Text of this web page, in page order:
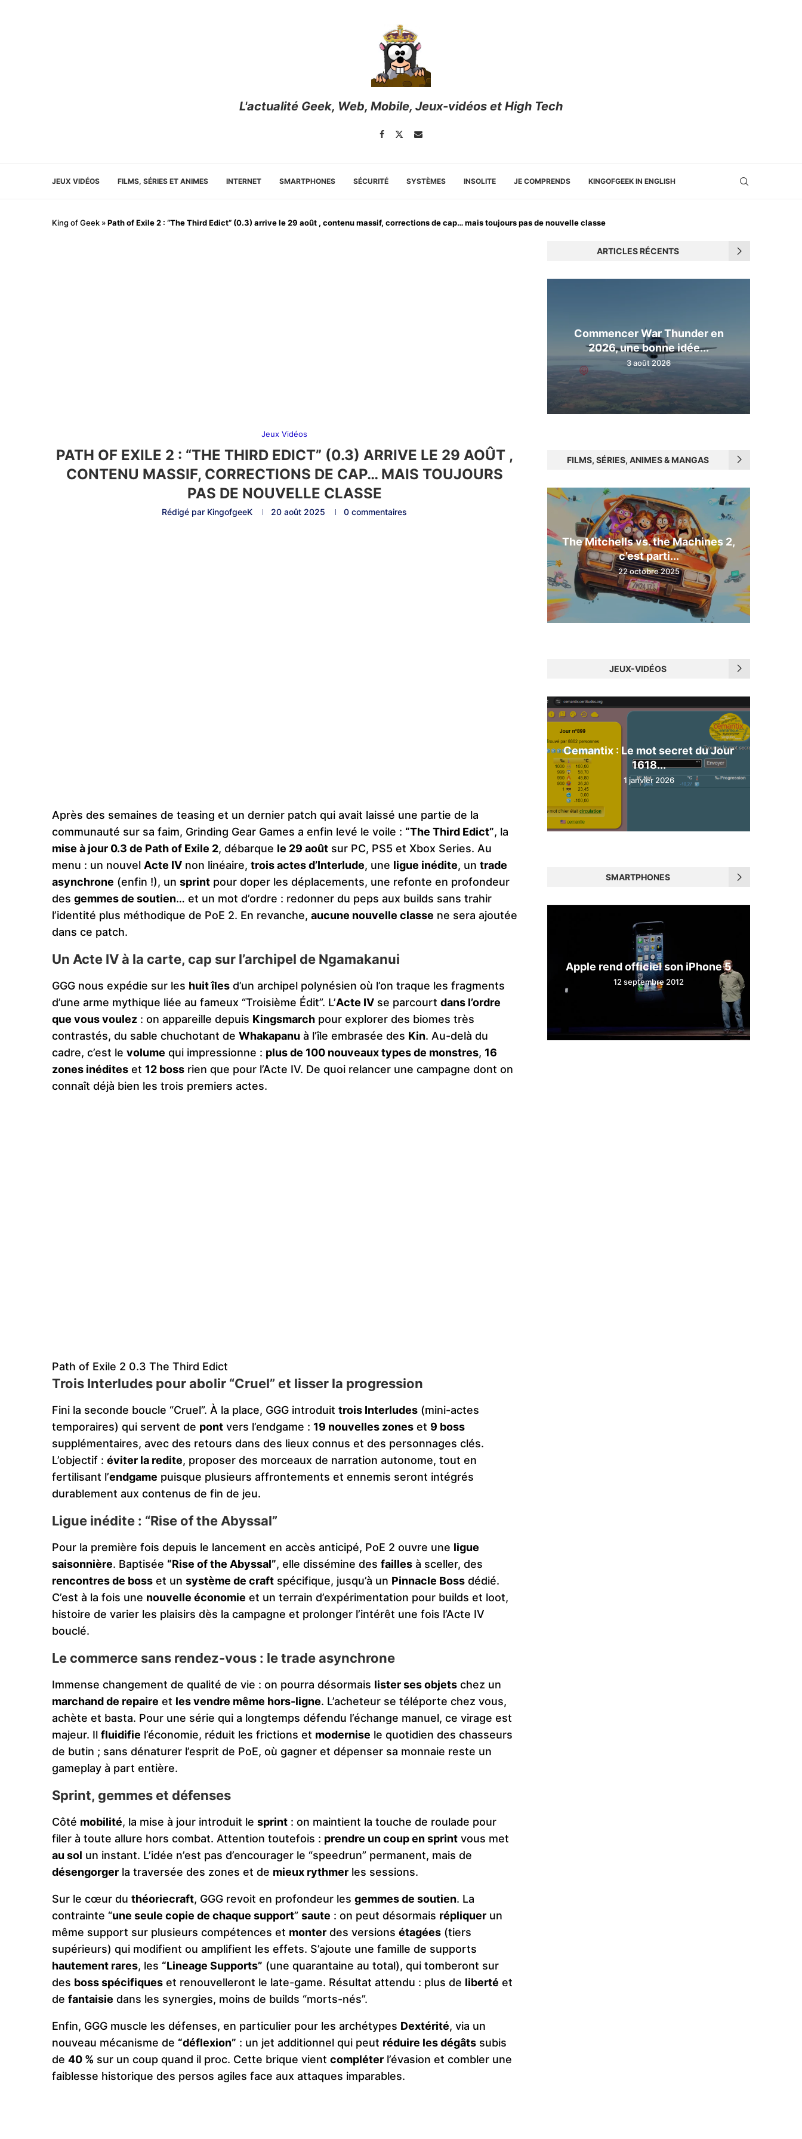
L'actualité Geek, Web, Mobile, Jeux-vidéos et High Tech
JEUX VIDÉOS FILMS, SÉRIES ET ANIMES INTERNET SMARTPHONES SÉCURITÉ SYSTÈMES INSOLITE JE COMPRENDS KINGOFGEEK IN ENGLISH
King of Geek »Path of Exile 2 : “The Third Edict” (0.3) arrive le 29 août , contenu massif, corrections de cap… mais toujours pas de nouvelle classe
Jeux Vidéos
PATH OF EXILE 2 : “THE THIRD EDICT” (0.3) ARRIVE LE 29 AOÛT ,
CONTENU MASSIF, CORRECTIONS DE CAP… MAIS TOUJOURS
PAS DE NOUVELLE CLASSE
Rédigé par KingofgeeK 20 août 2025 0 commentaires
Après des semaines de teasing et un dernier patch qui avait laissé une partie de la
communauté sur sa faim, Grinding Gear Games a enfin levé le voile : “The Third Edict”, la
mise à jour 0.3 de Path of Exile 2, débarque le 29 août sur PC, PS5 et Xbox Series. Au
menu : un nouvel Acte IV non linéaire, trois actes d’Interlude, une ligue inédite, un trade
asynchrone (enfin !), un sprint pour doper les déplacements, une refonte en profondeur
des gemmes de soutien… et un mot d’ordre : redonner du peps aux builds sans trahir
l’identité plus méthodique de PoE 2. En revanche, aucune nouvelle classe ne sera ajoutée
dans ce patch.
Un Acte IV à la carte, cap sur l’archipel de Ngamakanui
GGG nous expédie sur les huit îles d’un archipel polynésien où l’on traque les fragments
d’une arme mythique liée au fameux “Troisième Édit”. L’Acte IV se parcourt dans l’ordre
que vous voulez : on appareille depuis Kingsmarch pour explorer des biomes très
contrastés, du sable chuchotant de Whakapanu à l’île embrasée des Kin. Au-delà du
cadre, c’est le volume qui impressionne : plus de 100 nouveaux types de monstres, 16
zones inédites et 12 boss rien que pour l’Acte IV. De quoi relancer une campagne dont on
connaît déjà bien les trois premiers actes.
Path of Exile 2 0.3 The Third Edict
Trois Interludes pour abolir “Cruel” et lisser la progression
Fini la seconde boucle “Cruel”. À la place, GGG introduit trois Interludes (mini-actes
temporaires) qui servent de pont vers l’endgame : 19 nouvelles zones et 9 boss
supplémentaires, avec des retours dans des lieux connus et des personnages clés.
L’objectif : éviter la redite, proposer des morceaux de narration autonome, tout en
fertilisant l’endgame puisque plusieurs affrontements et ennemis seront intégrés
durablement aux contenus de fin de jeu.
Ligue inédite : “Rise of the Abyssal”
Pour la première fois depuis le lancement en accès anticipé, PoE 2 ouvre une ligue
saisonnière. Baptisée “Rise of the Abyssal”, elle dissémine des failles à sceller, des
rencontres de boss et un système de craft spécifique, jusqu’à un Pinnacle Boss dédié.
C’est à la fois une nouvelle économie et un terrain d’expérimentation pour builds et loot,
histoire de varier les plaisirs dès la campagne et prolonger l’intérêt une fois l’Acte IV
bouclé.
Le commerce sans rendez-vous : le trade asynchrone
Immense changement de qualité de vie : on pourra désormais lister ses objets chez un
marchand de repaire et les vendre même hors-ligne. L’acheteur se téléporte chez vous,
achète et basta. Pour une série qui a longtemps défendu l’échange manuel, ce virage est
majeur. Il fluidifie l’économie, réduit les frictions et modernise le quotidien des chasseurs
de butin ; sans dénaturer l’esprit de PoE, où gagner et dépenser sa monnaie reste un
gameplay à part entière.
Sprint, gemmes et défenses
Côté mobilité, la mise à jour introduit le sprint : on maintient la touche de roulade pour
filer à toute allure hors combat. Attention toutefois : prendre un coup en sprint vous met
au sol un instant. L’idée n’est pas d’encourager le “speedrun” permanent, mais de
désengorger la traversée des zones et de mieux rythmer les sessions.
Sur le cœur du théoriecraft, GGG revoit en profondeur les gemmes de soutien. La
contrainte “une seule copie de chaque support” saute : on peut désormais répliquer un
même support sur plusieurs compétences et monter des versions étagées (tiers
supérieurs) qui modifient ou amplifient les effets. S’ajoute une famille de supports
hautement rares, les “Lineage Supports” (une quarantaine au total), qui tomberont sur
des boss spécifiques et renouvelleront le late-game. Résultat attendu : plus de liberté et
de fantaisie dans les synergies, moins de builds “morts-nés”.
Enfin, GGG muscle les défenses, en particulier pour les archétypes Dextérité, via un
nouveau mécanisme de “déflexion” : un jet additionnel qui peut réduire les dégâts subis
de 40 % sur un coup quand il proc. Cette brique vient compléter l’évasion et combler une
faiblesse historique des persos agiles face aux attaques imparables.
ARTICLES RÉCENTS
Commencer War Thunder en
2026, une bonne idée...
3 août 2026
FILMS, SÉRIES, ANIMES & MANGAS
The Mitchells vs. the Machines 2,
c’est parti...
22 octobre 2025
JEUX-VIDÉOS
Cemantix : Le mot secret du Jour
1618...
1 janvier 2026
SMARTPHONES
Apple rend officiel son iPhone 5
12 septembre 2012